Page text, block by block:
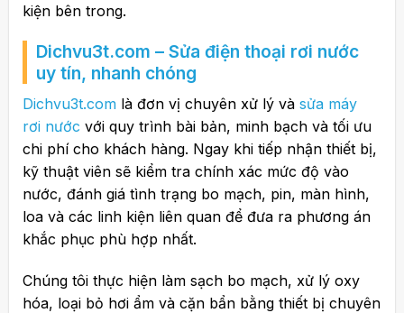
kiện bên trong.
Dichvu3t.com – Sửa điện thoại rơi nước
uy tín, nhanh chóng
Dichvu3t.comlà đơn vị chuyên xử lý và sửa máy
rơi nước với quy trình bài bản, minh bạch và tối ưu
chi phí cho khách hàng. Ngay khi tiếp nhận thiết bị,
kỹ thuật viên sẽ kiểm tra chính xác mức độ vào
nước, đánh giá tình trạng bo mạch, pin, màn hình,
loa và các linh kiện liên quan để đưa ra phương án
khắc phục phù hợp nhất.
Chúng tôi thực hiện làm sạch bo mạch, xử lý oxy
hóa, loại bỏ hơi ẩm và cặn bẩn bằng thiết bị chuyên